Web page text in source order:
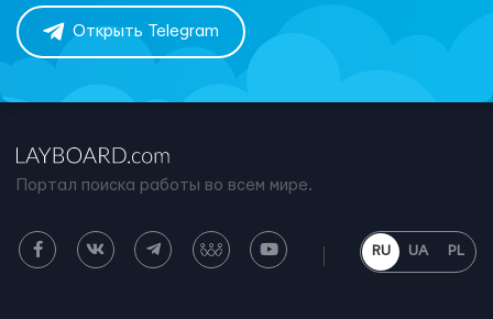
Открыть Telegram
Портал поиска работы во всем мире.
RU UA PL